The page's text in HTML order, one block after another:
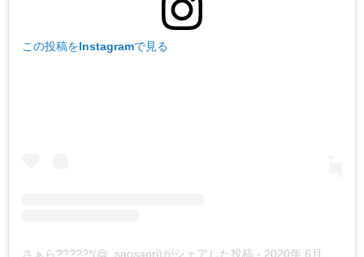
この投稿をInstagramで見る
さぁら?????*(@_saosaori)がシェアした投稿 - 2020年 6月月27日午後8時32分PDT